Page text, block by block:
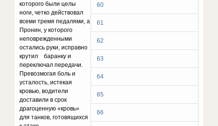
60
61
62
63
64
65
66
которого были целы
ноги, четко действовал
всеми тремя педалями, а
Пронин, у которого
неповрежденными
остались руки, исправно
крутил баранку и
переключал передачи.
Превозмогая боль и
усталость, истекая
кровью, водители
доставили в срок
драгоценную «кровь»
для танков, готовящихся